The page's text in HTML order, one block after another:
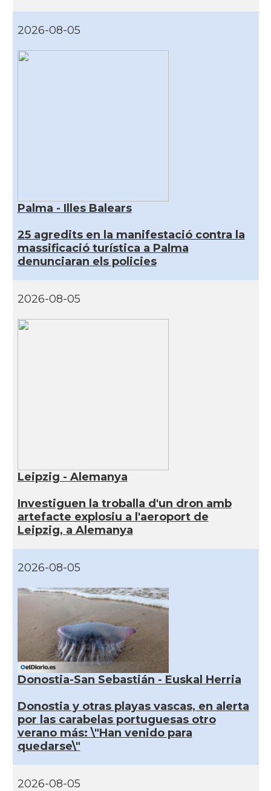
2026-08-05
Palma - Illes Balears
25 agredits en la manifestació contra la
massificació turística a Palma
denunciaran els policies
2026-08-05
Leipzig - Alemanya
Investiguen la troballa d'un dron amb
artefacte explosiu a l'aeroport de
Leipzig, a Alemanya
2026-08-05
Donostia-San Sebastián - Euskal Herria
Donostia y otras playas vascas, en alerta
por las carabelas portuguesas otro
verano más: \"Han venido para
quedarse\"
2026-08-05